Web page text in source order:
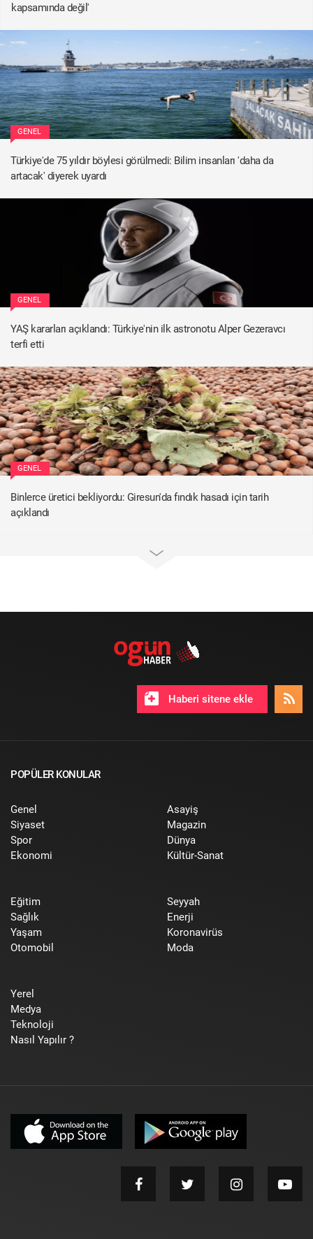
kapsamında değil'
GENEL
Türkiye'de 75 yıldır böylesi görülmedi: Bilim insanları 'daha da
artacak' diyerek uyardı
GENEL
YAŞ kararları açıklandı: Türkiye'nin ilk astronotu Alper Gezeravcı
terfi etti
GENEL
Binlerce üretici bekliyordu: Giresun'da fındık hasadı için tarih
açıklandı
Haberi sitene ekle
POPÜLER KONULAR
Genel
Siyaset
Spor
Ekonomi
Asayiş
Magazin
Dünya
Kültür-Sanat
Eğitim
Sağlık
Yaşam
Otomobil
Seyyah
Enerji
Koronavirüs
Moda
Yerel
Medya
Teknoloji
Nasıl Yapılır ?